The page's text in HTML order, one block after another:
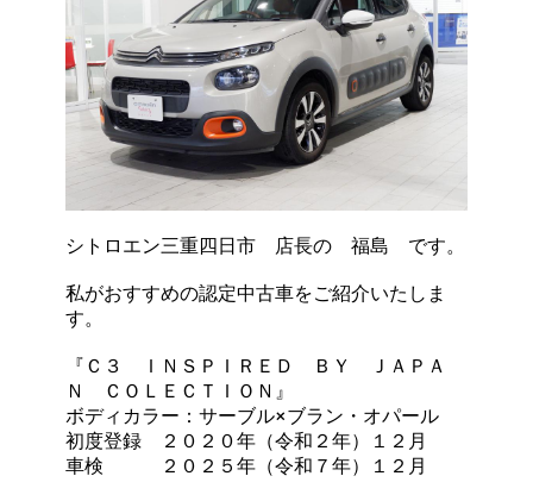
シトロエン三重四日市 店長の 福島 です。
私がおすすめの認定中古車をご紹介いたしま
す。
『Ｃ３ ＩＮＳＰＩＲＥＤ ＢＹ ＪＡＰＡ
Ｎ ＣＯＬＥＣＴＩＯＮ』
ボディカラー：サーブル×ブラン・オパール
初度登録 ２０２０年（令和２年）１２月
車検 ２０２５年（令和７年）１２月